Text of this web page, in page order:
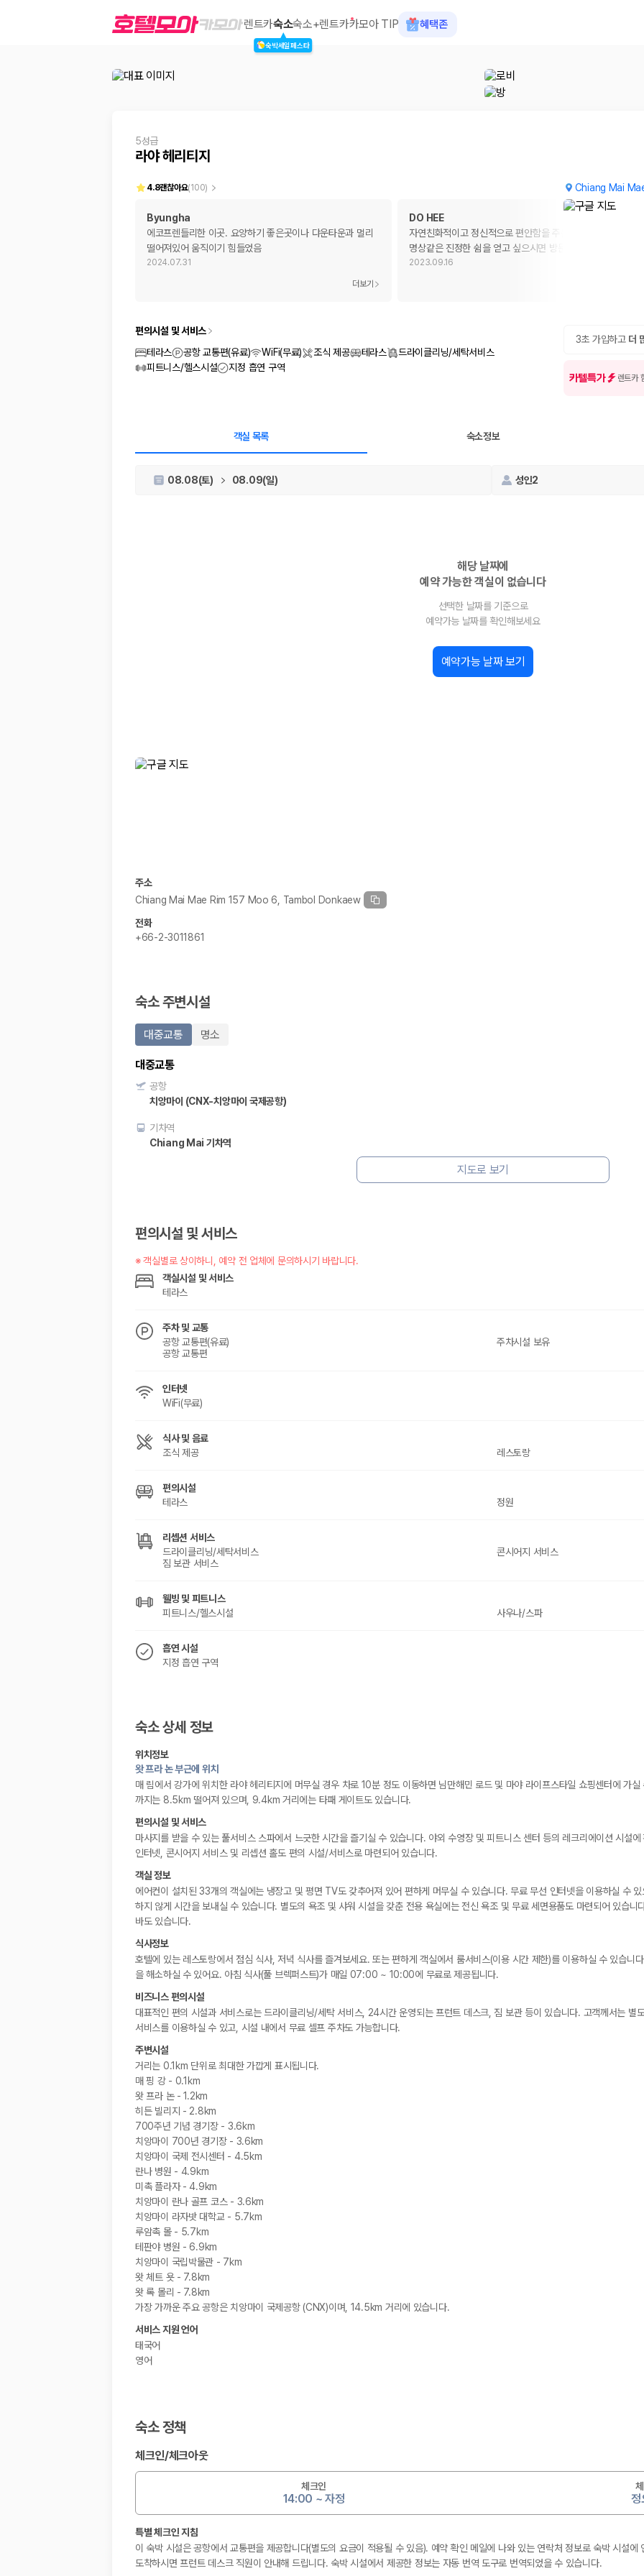
라야 헤리티지
제주렌트카 가격비교는 카모아에서 한 번에
경차, 소형, 준중형, 중형, SUV, 승합차 등 여행 인원에 맞는 차종별 가격을 비교합니다.
일반자차, 완전자차, 슈퍼자차의 면책금과 보상 한도를 비교합니다.
제주공항 인수 조건 비교:셔틀 이동, 인수 위치, 반납 편의성을 함께 확인합니다.
비교 후 원하는 차량을 바로 예약할 수 있습니다.
1. 단순 최저가가 아니라 실제 결제 조건을 비교하세요
제주렌트카 최저가는 차량 기본요금만으로 판단하기 어렵습니다. 보험 포함 여부, 면책금, 보상 한도, 옵션 비용, 취소 수수료를 함께 확인해야 실제로
혼자 또는 2인 여행에 적합하며 제주 렌트카 최저가를 찾는 사용자가 가장 먼저 비교하는 차종입니다.
단체 여행이나 4인 이상 가족 여행에 적합하며 인원수, 짐 공간, 보험 조건을 함께 확인해야 합니다.
2000만 고객이 선택한 렌트카 가격비교 플랫폼
카모아는 제주렌트카부터 국내·해외 렌트카까지 비교할 수 있는 렌트카 가격비교 플랫폼입니다.
제주렌트카 가격비교 자주 묻는 질문
A. 대여일, 반납일, 인수 지역을 선택하면 제주도 렌트카 업체별 가격, 차종, 보험 조건, 예약 가능 차량을 한 번에 비교할 수 있습니다.
Q. 제주 렌트카 최저가는 무엇을 기준으로 비교해야 하나요?
렌트카숙소
숙박세일페스타
숙소+렌트카카모아 TIP 혜택존
5성급
라야 헤리티지
Chiang Mai
4.8괜찮아요(100)
Byungha
에코프렌들리한 이곳. 요양하기 좋은곳이나 댜운타운과 멀리
떨어져있어 움직이기 힘들었음
2024.07.31
더보기
DO HEE
자연친화적이고 정신적으로 편안함을 주는 숙소입니다. 혹시
명상같은 진정한 쉼을 얻고 싶으시면 방문해보세요
2023.09.16
3초 가입하고 더
카텔특가 렌트카
편의시설 및 서비스
테라스
공항 교통편(유료) WiFi(무료) 조식 제공 테라스
드라이클리닝/세탁서비스
피트니스/헬스시설
지정 흡연 구역
객실 목록 숙소정보
08.08(토) 08.09(일) 성인2
해당 날짜에
예약 가능한 객실이 없습니다
선택한 날짜를 기준으로
예약가능 날짜를 확인해보세요
예약가능 날짜 보기
주소
Chiang Mai Mae Rim 157 Moo 6, Tambol Donkaew
전화
+66-2-3011861
숙소 주변시설
대중교통 명소
대중교통
공항
치앙마이 (CNX-치앙마이 국제공항)
기차역
Chiang Mai 기차역
지도로 보기
편의시설 및 서비스
※객실별로 상이하니, 예약 전 업체에 문의하시기 바랍니다.
객실시설 및 서비스
테라스
주차 및 교통
공항 교통편(유료)
주차시설 보유
공항 교통편
인터넷
WiFi(무료)
식사 및 음료
조식 제공
레스토랑
편의시설
테라스
정원
리셉션 서비스
드라이클리닝/세탁서비스
콘시어지 서비스
짐 보관 서비스
웰빙 및 피트니스
피트니스/헬스시설
사우나/스파
흡연 시설
지정 흡연 구역
숙소 상세 정보
위치정보
왓 프라 논 부근에 위치
매 림에서 강가에 위치한 라야 헤리티지에 머무실 경우 차로 10분 정도 이동하면 님만해민 로드 및 마야 라이프스타일 쇼핑센터에 가
까지는 8.5km 떨어져 있으며, 9.4km 거리에는 타패 게이트도 있습니다.
편의시설 및 서비스
마사지를 받을 수 있는 풀서비스 스파에서 느긋한 시간을 즐기실 수 있습니다. 야외 수영장 및 피트니스 센터 등의 레크리에이션 시설
인터넷, 콘시어지 서비스 및 리셉션 홀도 편의 시설/서비스로 마련되어 있습니다.
객실 정보
에어컨이 설치된 33개의 객실에는 냉장고 및 평면 TV도 갖추어져 있어 편하게 머무실 수 있습니다. 무료 무선 인터넷을 이용하실 수
하지 않게 시간을 보내실 수 있습니다. 별도의 욕조 및 샤워 시설을 갖춘 전용 욕실에는 전신 욕조 및 무료 세면용품도 마련되어 있습니
바도 있습니다.
식사정보
호텔에 있는 레스토랑에서 점심 식사, 저녁 식사를 즐겨보세요. 또는 편하게 객실에서 룸서비스(이용 시간 제한)를 이용하실 수 있습니
을 해소하실 수 있어요. 아침 식사(풀 브렉퍼스트)가 매일 07:00 ~ 10:00에 무료로 제공됩니다.
비즈니스 편의시설
대표적인 편의 시설과 서비스로는 드라이클리닝/세탁 서비스, 24시간 운영되는 프런트 데스크, 짐 보관 등이 있습니다. 고객께서는 별
서비스를 이용하실 수 있고, 시설 내에서 무료 셀프 주차도 가능합니다.
주변시설
거리는 0.1km 단위로 최대한 가깝게 표시됩니다.
매 핑 강 - 0.1km
왓 프라 논 - 1.2km
히든 빌리지 - 2.8km
700주년 기념 경기장 - 3.6km
치앙마이 700년 경기장 - 3.6km
치앙마이 국제 전시센터 - 4.5km
란나 병원 - 4.9km
미촉 플라자 - 4.9km
치앙마이 란나 골프 코스 - 3.6km
치앙마이 라자밧 대학교 - 5.7km
루암촉 몰 - 5.7km
테판야 병원 - 6.9km
치앙마이 국립박물관 - 7km
왓 체트 욧 - 7.8km
왓 록 몰리 - 7.8km
가장 가까운 주요 공항은 치앙마이 국제공항 (CNX)이며, 14.5km 거리에 있습니다.
서비스 지원 언어
태국어
영어
숙소 정책
체크인/체크아웃
체크인
14:00 ~ 자정 정
특별 체크인 지침
이 숙박 시설은 공항에서 교통편을 제공합니다(별도의 요금이 적용될 수 있음). 예약 확인 메일에 나와 있는 연락처 정보로 숙박 시설에
도착하시면 프런트 데스크 직원이 안내해 드립니다. 숙박 시설에서 제공한 정보는 자동 번역 도구로 번역되었을 수 있습니다.